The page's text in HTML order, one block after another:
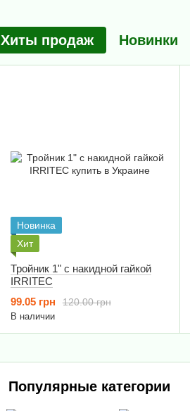
Хиты продаж Новинки
Новинка
Хит
Тройник 1" с накидной гайкой
IRRITEC
120.00 грн
99.05 грн
В наличии
Популярные категории